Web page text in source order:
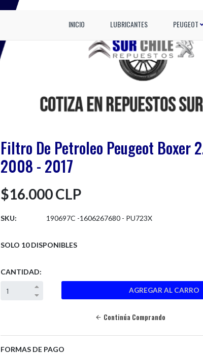
INICIO LUBRICANTES PEUGEOT
Filtro De Petroleo Peugeot Boxer
2008 - 2017
$16.000 CLP
SKU: 190697C -1606267680 - PU723X
SOLO 10 DISPONIBLES
CANTIDAD:
Continúa Comprando
FORMAS DE PAGO